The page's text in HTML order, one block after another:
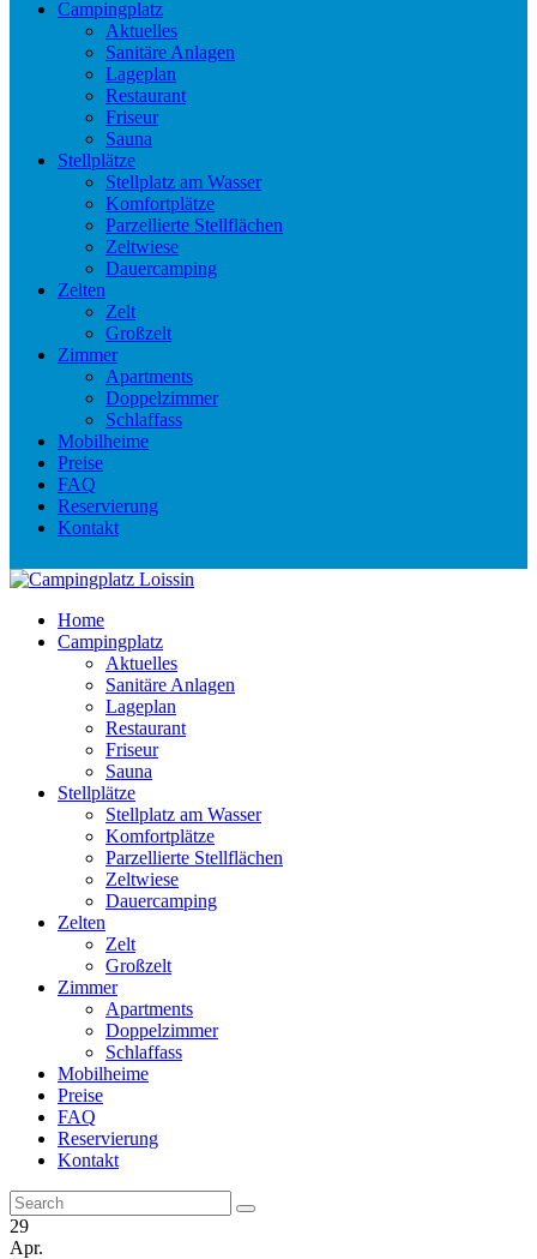
Campingplatz
Aktuelles
Sanitäre Anlagen
Lageplan
Restaurant
Friseur
Sauna
Stellplätze
Stellplatz am Wasser
Komfortplätze
Parzellierte Stellflächen
Zeltwiese
Dauercamping
Zelten
Zelt
Großzelt
Zimmer
Apartments
Doppelzimmer
Schlaffass
Mobilheime
Preise
FAQ
Reservierung
Kontakt
Home
Campingplatz
Aktuelles
Sanitäre Anlagen
Lageplan
Restaurant
Friseur
Sauna
Stellplätze
Stellplatz am Wasser
Komfortplätze
Parzellierte Stellflächen
Zeltwiese
Dauercamping
Zelten
Zelt
Großzelt
Zimmer
Apartments
Doppelzimmer
Schlaffass
Mobilheime
Preise
FAQ
Reservierung
Kontakt
29
Apr.